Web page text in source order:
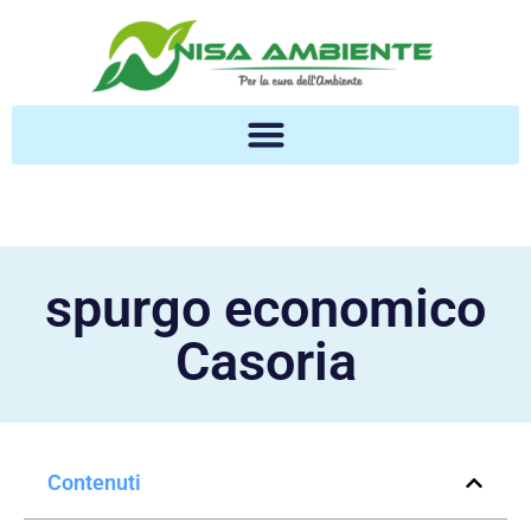
spurgo economico
Casoria
Contenuti